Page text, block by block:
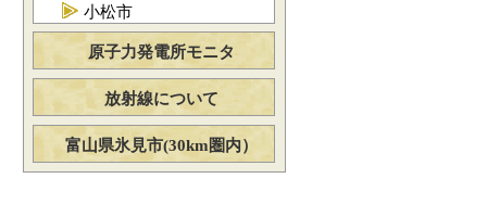
小松市
原子力発電所モニタ
放射線について
富山県氷見市(30km圏内）